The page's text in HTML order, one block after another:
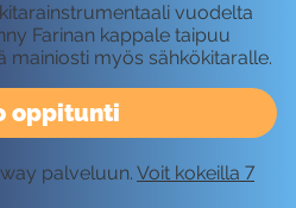
oppitunti
vuodelta
Farinan kappale taipuu
mainiosti myös sähkökitaralle.
palveluun. Voit kokeilla 7